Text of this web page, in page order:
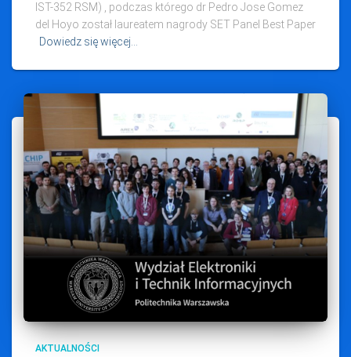
IST-352 RSM) , podczas którego dr Pedro Jose Gomez
del Hoyo został laureatem nagrody SET Panel Best Paper
Dowiedz się więcej…
AKTUALNOŚCI